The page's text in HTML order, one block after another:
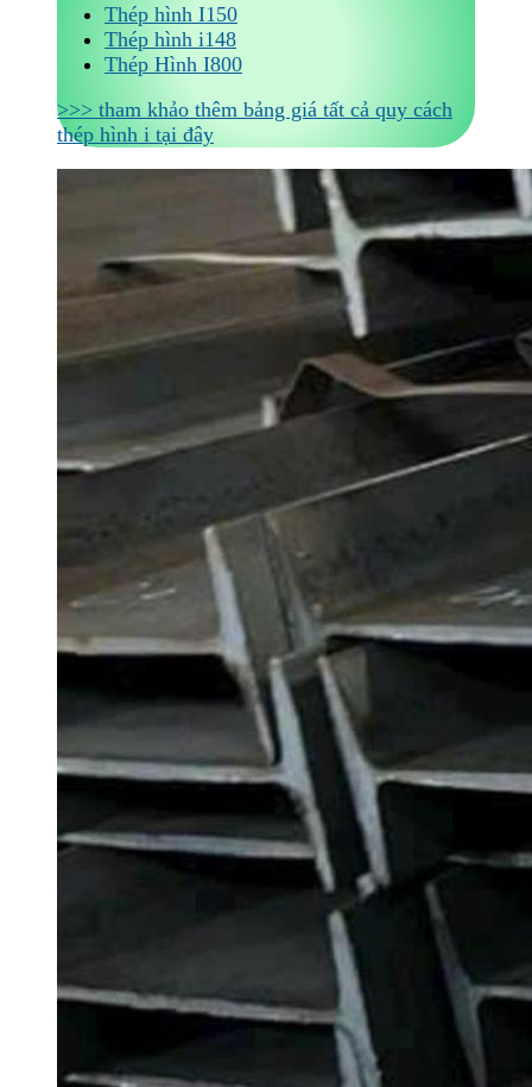
Thép hình I150
Thép hình i148
Thép Hình I800
>>> tham khảo thêm bảng giá tất cả quy cách
thép hình i tại đây